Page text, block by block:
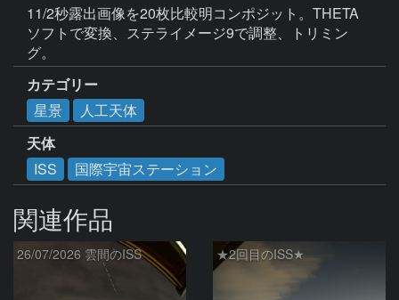
11/2秒露出画像を20枚比較明コンポジット。THETA
ソフトで変換、ステライメージ9で調整、トリミン
グ。
カテゴリー
星景
人工天体
天体
ISS
国際宇宙ステーション
関連作品
26/07/2026 雲間のISS ★2回目のISS★